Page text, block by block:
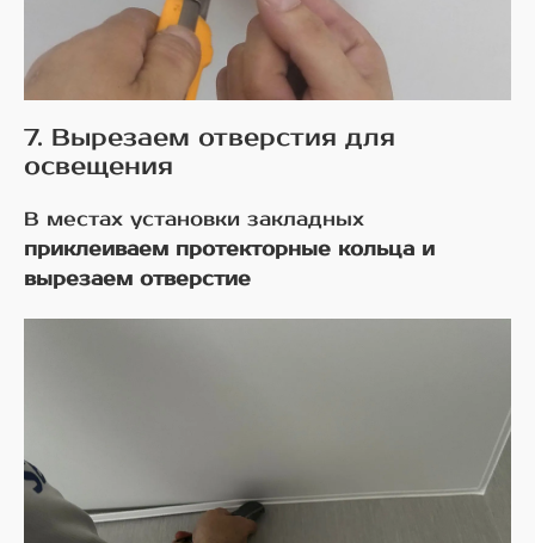
7. Вырезаем отверстия для
освещения
В местах установки закладных
приклеиваем протекторные кольца и
вырезаем отверстие